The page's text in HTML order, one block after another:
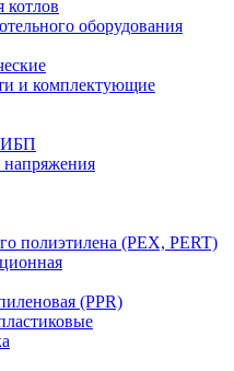
котлов
оборудования
и комплектующие
ИБП
напряжения
полиэтилена (PEX, PERT)
(PPR)